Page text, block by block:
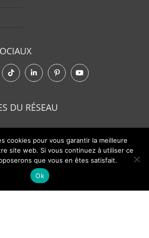
DU RÉSEAU
cookies pour vous garantir la meilleure
site web. Si vous continuez à utiliser ce
que vous en êtes satisfait.
Ok